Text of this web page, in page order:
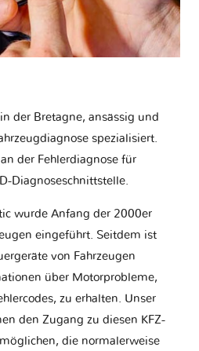
der Bretagne, ansässig und
spezialisiert.
der Fehlerdiagnose für
Diagnoseschnittstelle.
wurde Anfang der 2000er
eingeführt. Seitdem ist
von Fahrzeugen
über Motorprobleme,
zu erhalten. Unser
den Zugang zu diesen KFZ-
die normalerweise